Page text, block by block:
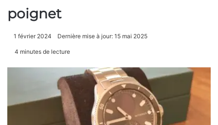
poignet
1 février 2024 Dernière mise à jour: 15 mai 2025
4 minutes de lecture